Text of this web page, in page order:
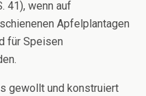
41), wenn auf
Apfelplantagen
für Speisen
gewollt und konstruiert